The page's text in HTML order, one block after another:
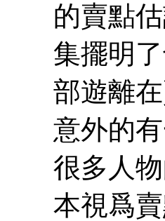
的賣點
集擺明
部遊離
意外的
很多人
本視爲